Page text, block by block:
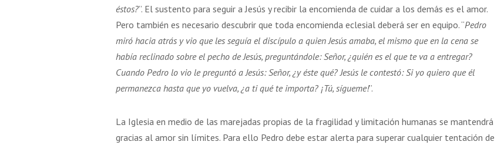
éstos?”. El sustento para seguir a Jesús y recibir la encomienda de cuidar a los demás es el amor.
Pero también es necesario descubrir que toda encomienda eclesial deberá ser en equipo. “Pedro
miró hacia atrás y vio que les seguía el discípulo a quien Jesús amaba, el mismo que en la cena se
había reclinado sobre el pecho de Jesús, preguntándole: Señor, ¿quién es el que te va a entregar?
Cuando Pedro lo vio le preguntó a Jesús: Señor, ¿y éste qué? Jesús le contestó: Si yo quiero que él
permanezca hasta que yo vuelva, ¿a ti qué te importa? ¡Tú, sígueme!”.
La Iglesia en medio de las marejadas propias de la fragilidad y limitación humanas se mantendrá
gracias al amor sin límites. Para ello Pedro debe estar alerta para superar cualquier tentación de